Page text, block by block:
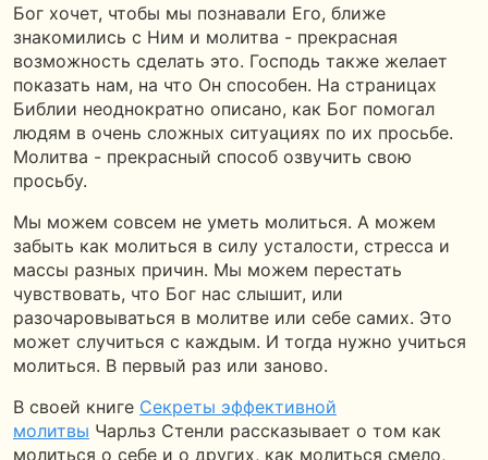
Бог хочет, чтобы мы познавали Его, ближе
знакомились с Ним и молитва - прекрасная
возможность сделать это. Господь также желает
показать нам, на что Он способен. На страницах
Библии неоднократно описано, как Бог помогал
людям в очень сложных ситуациях по их просьбе.
Молитва - прекрасный способ озвучить свою
просьбу.
Мы можем совсем не уметь молиться. А можем
забыть как молиться в силу усталости, стресса и
массы разных причин. Мы можем перестать
чувствовать, что Бог нас слышит, или
разочаровываться в молитве или себе самих. Это
может случиться с каждым. И тогда нужно учиться
молиться. В первый раз или заново.
В своей книге Секреты эффективной
молитвы Чарльз Стенли рассказывает о том как
молиться о себе и о других, как молиться смело,